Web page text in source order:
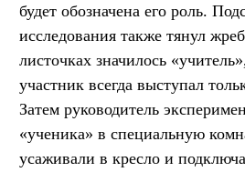
будет обозначена его роль.
исследования также тянул
листочках значилось
участник всегда выступал
Затем руководитель
«ученика» в специальную
усаживали в кресло и